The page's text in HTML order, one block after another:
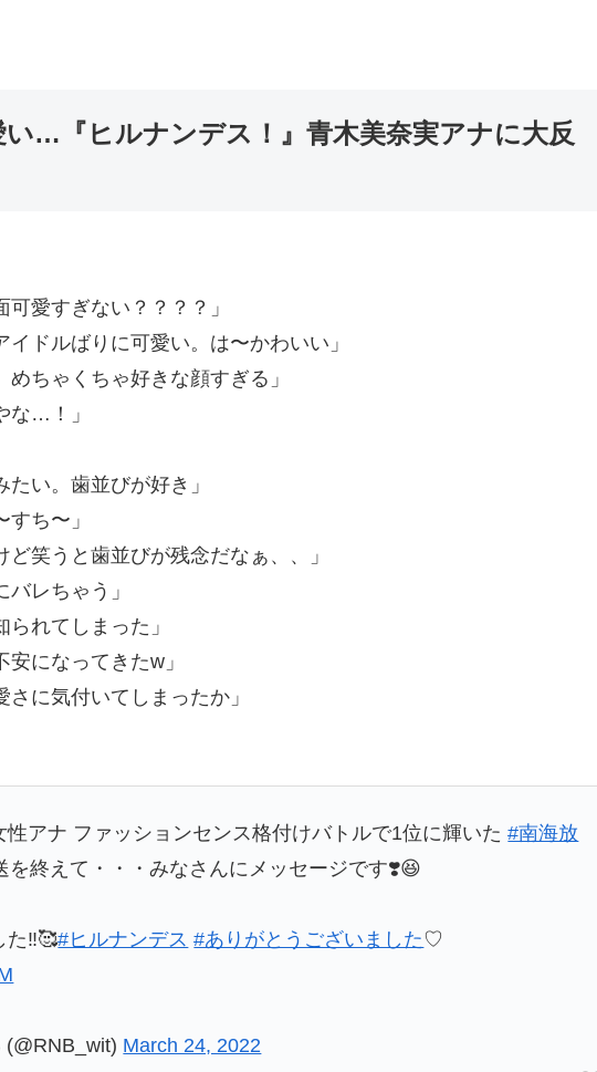
…『ヒルナンデス！』青木美奈実アナに大反
可愛すぎない？？？？」
イドルばりに可愛い。は〜かわいい」
めちゃくちゃ好きな顔すぎる」
な…！」
たい。歯並びが好き」
ち〜」
ど笑うと歯並びが残念だなぁ、、」
バレちゃう」
られてしまった」
安になってきたw」
さに気付いてしまったか」
性アナ ファッションセンス格付けバトルで1位に輝いた#南海放
を終えて・・・みなさんにメッセージです❣️😆
た‼︎🥰#ヒルナンデス #ありがとうございました ♡
March 24, 2022